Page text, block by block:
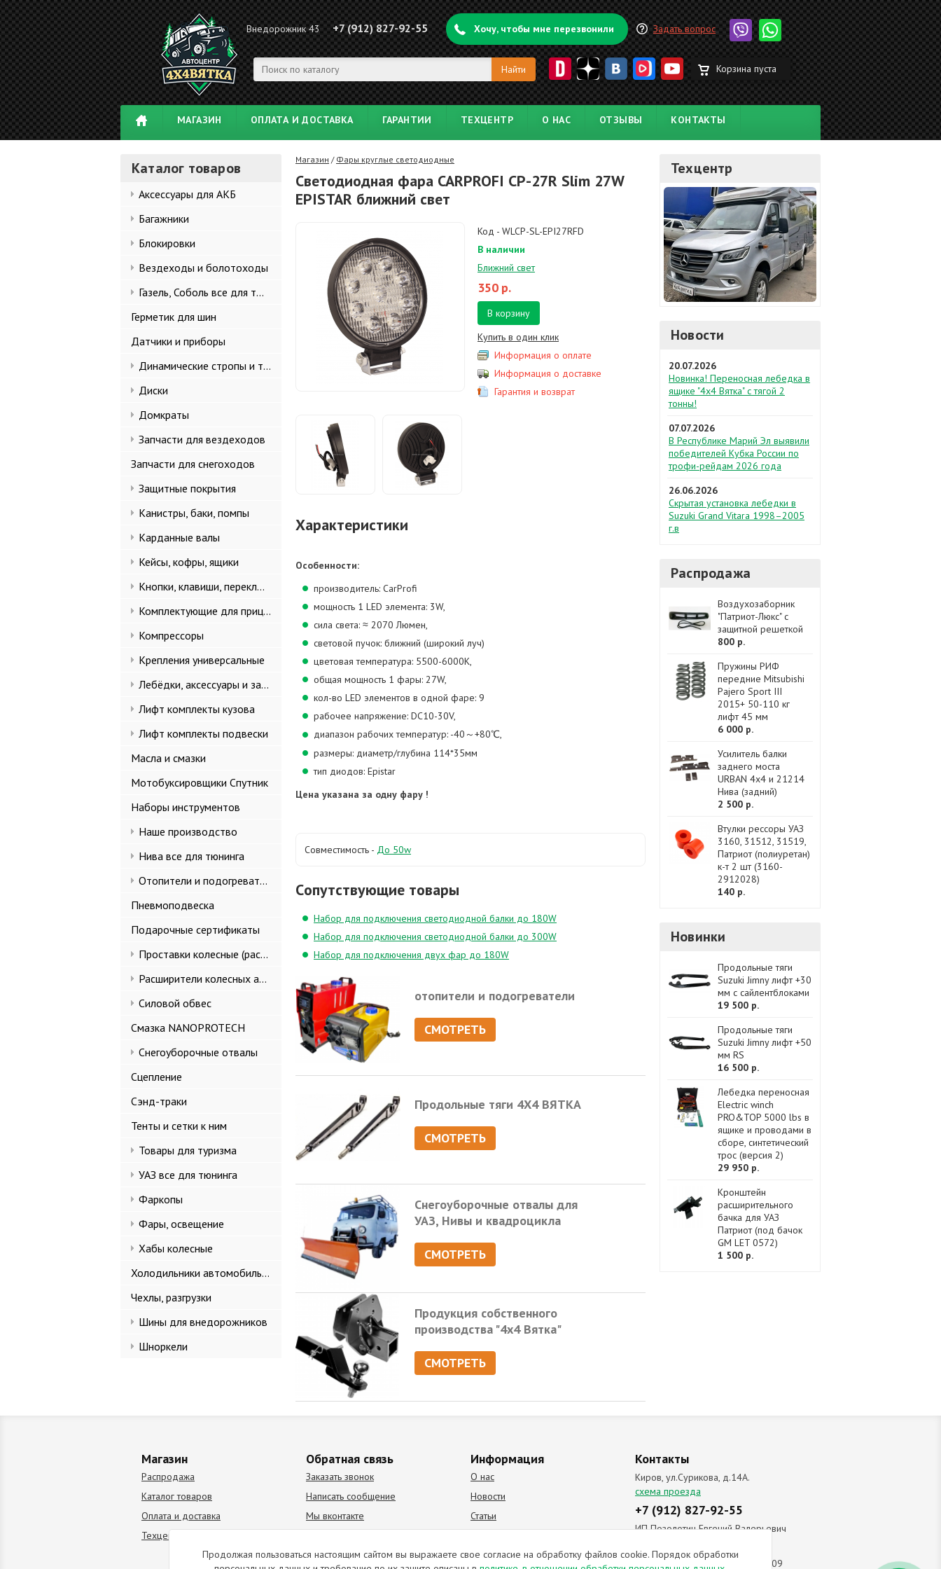
Внедорожник 43 +7 (912) 827-92-55 Хочу, чтобы мне перезвонили Задать вопрос
Корзина пуста
МАГАЗИН ОПЛАТА И ДОСТАВКА ГАРАНТИИ ТЕХЦЕНТР О НАС ОТЗЫВЫ КОНТАКТЫ
Каталог товаров
Аксессуары для АКБ
Багажники
Блокировки
Вездеходы и болотоходы
Газель, Соболь все для тюнинга
Герметик для шин
Датчики и приборы
Динамические стропы и такелаж
Диски
Домкраты
Запчасти для вездеходов
Запчасти для снегоходов
Защитные покрытия
Канистры, баки, помпы
Карданные валы
Кейсы, кофры, ящики
Кнопки, клавиши, переключатели
Комплектующие для прицепов
Компрессоры
Крепления универсальные
Лебёдки, аксессуары и запчасти
Лифт комплекты кузова
Лифт комплекты подвески
Масла и смазки
Мотобуксировщики Спутник
Наборы инструментов
Наше производство
Нива все для тюнинга
Отопители и подогреватели
Пневмоподвеска
Подарочные сертификаты
Проставки колесные (расширители колеи)
Расширители колесных арок и брызговики
Силовой обвес
Смазка NANOPROTECH
Снегоуборочные отвалы
Сцепление
Сэнд-траки
Тенты и сетки к ним
Товары для туризма
УАЗ все для тюнинга
Фаркопы
Фары, освещение
Хабы колесные
Холодильники автомобильные
Чехлы, разгрузки
Шины для внедорожников
Шноркели
Магазин / Фары круглые светодиодные
Светодиодная фара CARPROFI CP-27R Slim 27W
EPISTAR ближний свет
Код - WLCP-SL-EPI27RFD
В наличии
Ближний свет
350 р.
В корзину
Купить в один клик
Информация о оплате
Информация о доставке
Гарантия и возврат
Характеристики
Особенности:
производитель: CarProfi
мощность 1 LED элемента: 3W,
cила света: ≈ 2070 Люмен,
световой пучок: ближний (широкий луч)
цветовая температура: 5500-6000K,
общая мощность 1 фары: 27W,
кол-во LED элементов в одной фаре: 9
рабочее напряжение: DC10-30V,
диапазон рабочих температур: -40～+80℃,
размеры: диаметр/глубина 114*35мм
тип диодов: Epistar
Цена указана за одну фару !
Совместимость - До 50w
Cопутствующие товары
Набор для подключения светодиодной балки до 180W
Набор для подключения светодиодной балки до 300W
Набор для подключения двух фар до 180W
отопители и подогреватели
СМОТРЕТЬ
Продольные тяги 4Х4 ВЯТКА
СМОТРЕТЬ
Снегоуборочные отвалы для
УАЗ, Нивы и квадроцикла
СМОТРЕТЬ
Продукция собственного
производства "4х4 Вятка"
СМОТРЕТЬ
Техцентр
Новости
20.07.2026
Новинка! Переносная лебедка в
ящике "4х4 Вятка" с тягой 2
тонны!
07.07.2026
В Республике Марий Эл выявили
победителей Кубка России по
трофи-рейдам 2026 года
26.06.2026
Скрытая установка лебедки в
Suzuki Grand Vitara 1998–2005
г.в
Распродажа
Воздухозаборник
"Патриот-Люкс" с
защитной решеткой
800 р.
Пружины РИФ
передние Mitsubishi
Pajero Sport III
2015+ 50-110 кг
лифт 45 мм
6 000 р.
Усилитель балки
заднего моста
URBAN 4x4 и 21214
Нива (задний)
2 500 р.
Втулки рессоры УАЗ
3160, 31512, 31519,
Патриот (полиуретан)
к-т 2 шт (3160-
2912028)
140 р.
Новинки
Продольные тяги
Suzuki Jimny лифт +30
мм с сайлентблоками
19 500 р.
Продольные тяги
Suzuki Jimny лифт +50
мм RS
16 500 р.
Лебедка переносная
Electric winch
PRO&TOP 5000 lbs в
ящике и проводами в
сборе, синтетический
трос (версия 2)
29 950 р.
Кронштейн
расширительного
бачка для УАЗ
Патриот (под бачок
GM LET 0572)
1 500 р.
Магазин
Распродажа
Каталог товаров
Оплата и доставка
Техцентр
Обратная связь
Заказать звонок
Написать сообщение
Мы вконтакте
Информация
О нас
Новости
Статьи
Контакты
Киров, ул.Сурикова, д.14А.
схема проезда
+7 (912) 827-92-55
ИП Позолотин Евгений Валерьевич
ИНН 434537218055 / ОГРН ИП
309434505600123 от 25.02.2009
Продолжая пользоваться настоящим сайтом вы выражаете свое согласие на обработку файлов cookie. Порядок обработки